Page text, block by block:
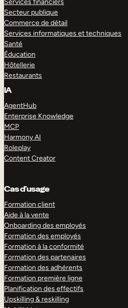
Secteur publique
Commerce de détail
Services informatiques et techniques
Santé
Éducation
Hôtellerie
Restaurants
IA
AgentHub
Enterprise Knowledge
MCP
Harmony AI
Roleplay
Content Creator
Cas d’usage
Formation client
Aide à la vente
Onboarding des employés
Formation des employés
Formation à la conformité
Formation des partenaires
Formation des adhérents
Formation première ligne
Planification des effectifs
Upskilling & reskilling